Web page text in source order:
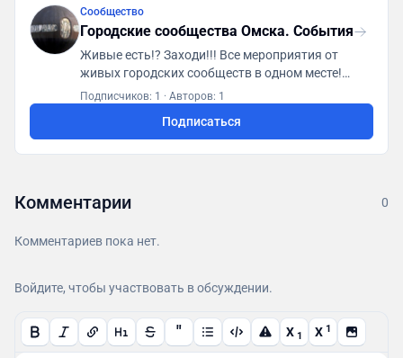
Сообщество
Городские сообщества Омска. События
Живые есть!? Заходи!!! Все мероприятия от
живых городских сообществ в одном месте!
Первая городская платформа "ГСА. Генератор
https://t.me/gsaomsk_bot
Подписчиков: 1 · Авторов: 1
Подписаться
Комментарии 0
Комментариев пока нет.
Войдите, чтобы участвовать в обсуждении.
" X 1 X 1